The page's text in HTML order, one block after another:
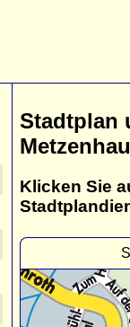
Stadtplan
Klicken Sie